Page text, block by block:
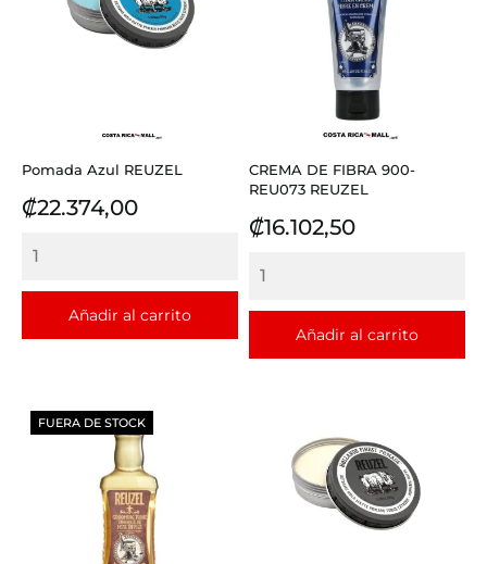
Pomada Azul REUZEL
Precio
₡22.374,00
Añadir al carrito
CREMA DE FIBRA 900-
REU073 REUZEL
Precio
₡16.102,50
Añadir al carrito
FUERA DE STOCK